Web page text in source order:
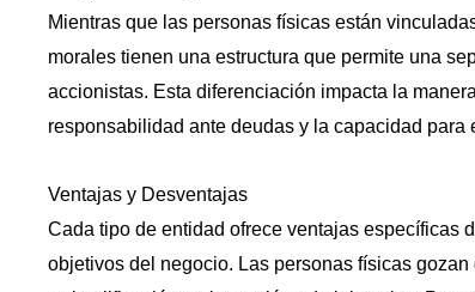
Mientras que las personas físicas están
morales tienen una estructura que permite una
accionistas. Esta diferenciación impacta la
responsabilidad ante deudas y la capacidad para
Ventajas y Desventajas
Cada tipo de entidad ofrece ventajas específicas
objetivos del negocio. Las personas físicas